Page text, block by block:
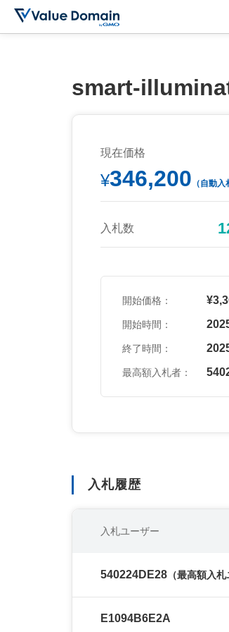
smart-
現在価格
¥346,200 （自動入
入札数
開始価格：
開始時間：
終了時間：
最高額入札者：
入札履歴
入札ユーザー
540224DE28 （最高額入札
E1094B6E2A